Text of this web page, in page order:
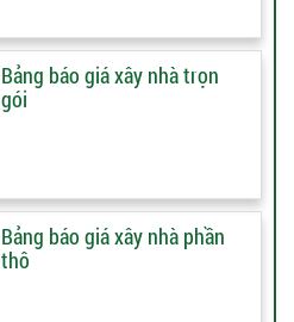
Bảng báo giá xây nhà trọn
gói
Bảng báo giá xây nhà phần
thô